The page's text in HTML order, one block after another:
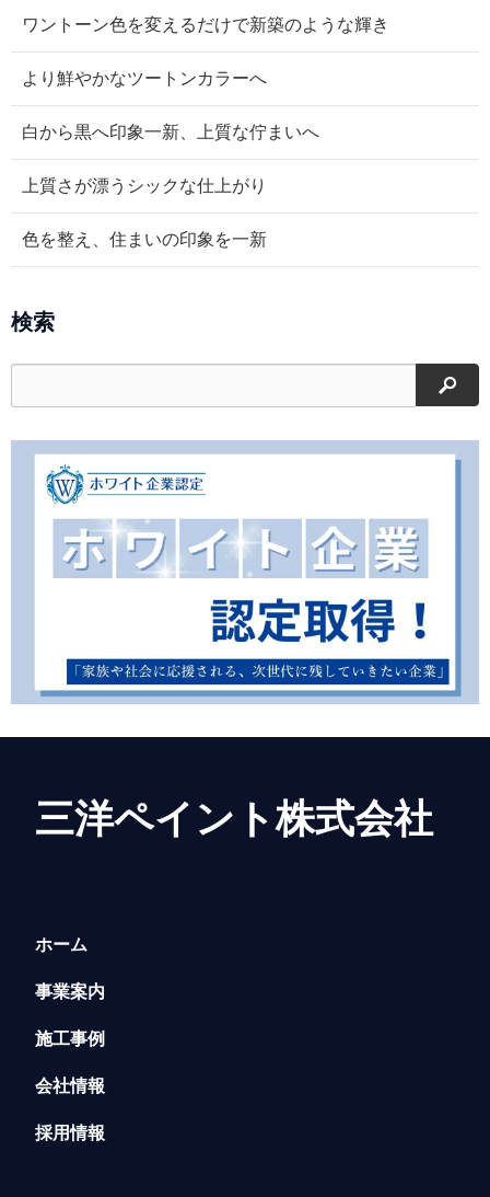
ワントーン色を変えるだけで新築のような輝き
より鮮やかなツートンカラーへ
白から黒へ印象一新、上質な佇まいへ
上質さが漂うシックな仕上がり
色を整え、住まいの印象を一新
検索
検索
三洋ペイント株式会社
ホーム
事業案内
施工事例
会社情報
採用情報